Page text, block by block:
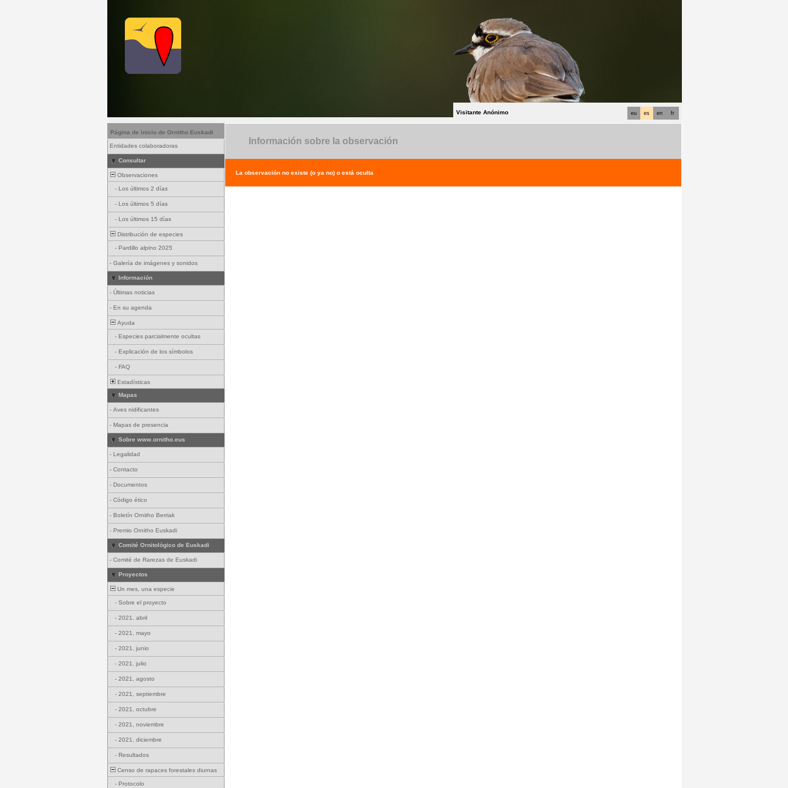
fr
en
es
eu
Visitante Anónimo
Página de inicio de Ornitho Euskadi
Entidades colaboradoras
Consultar
Observaciones
- Los últimos 2 días
- Los últimos 5 días
- Los últimos 15 días
Distribución de especies
- Pardillo alpino 2025
- Galería de imágenes y sonidos
Información
- Últimas noticias
- En su agenda
Ayuda
- Especies parcialmente ocultas
- Explicación de los símbolos
- FAQ
Estadísticas
Mapas
- Aves nidificantes
- Mapas de presencia
Sobre www.ornitho.eus
- Legalidad
- Contacto
- Documentos
- Código ético
- Boletín Ornitho Berriak
- Premio Ornitho Euskadi
Comité Ornitológico de Euskadi
- Comité de Rarezas de Euskadi
Proyectos
Un mes, una especie
- Sobre el proyecto
- 2021, abril
- 2021, mayo
- 2021, junio
- 2021, julio
- 2021, agosto
- 2021, septiembre
- 2021, octubre
- 2021, noviembre
- 2021, diciembre
- Resultados
Censo de rapaces forestales diurnas
- Protocolo
Información sobre la observación
La observación no existe (o ya no) o está oculta